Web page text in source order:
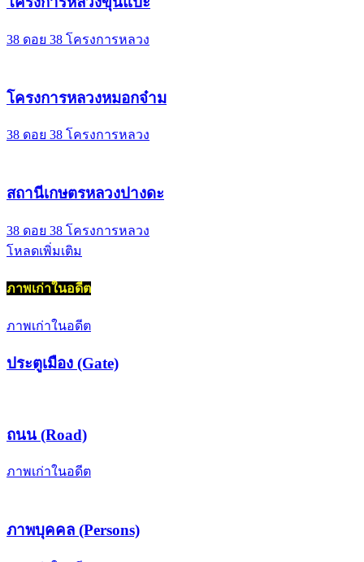
38 ดอย 38 โครงการหลวง
โครงการหลวงหมอกจ๋าม
38 ดอย 38 โครงการหลวง
สถานีเกษตรหลวงปางดะ
38 ดอย 38 โครงการหลวง
โหลดเพิ่มเติม
ภาพเก่าในอดีต
ภาพเก่าในอดีต
ประตูเมือง (Gate)
ถนน (Road)
ภาพเก่าในอดีต
ภาพบุคคล (Persons)